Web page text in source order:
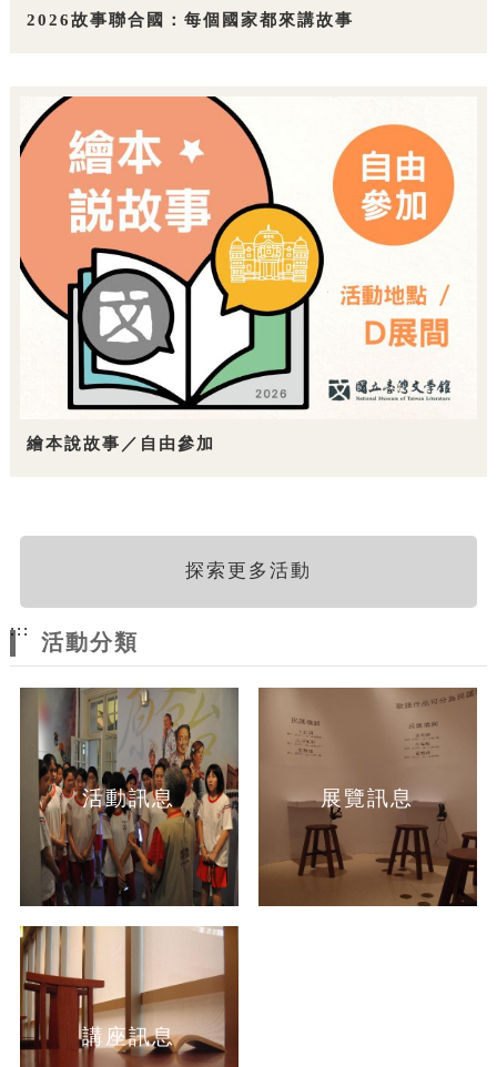
2026故事聯合國：每個國家都來講故事
繪本說故事／自由參加
探索更多活動
:::
活動分類
活動訊息 展覽訊息
講座訊息